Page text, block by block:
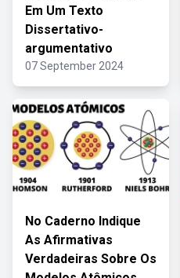
Em Um Texto
Dissertativo-
argumentativo
07 September 2024
No Caderno Indique
As Afirmativas
Verdadeiras Sobre Os